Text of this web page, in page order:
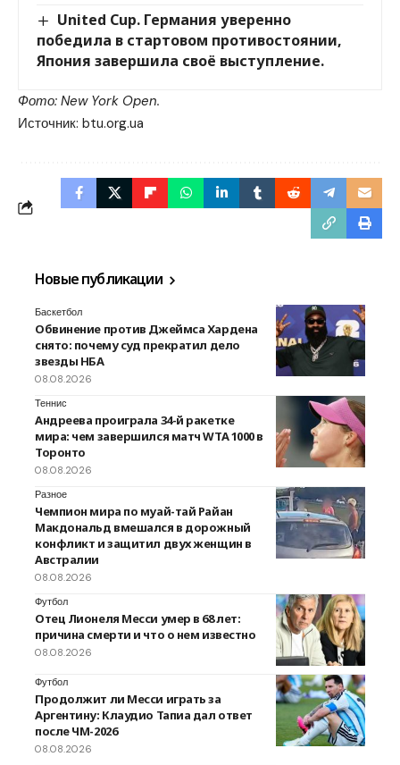
United Cup. Германия уверенно
победила в стартовом противостоянии,
Япония завершила своё выступление.
Фото: New York Open.
Источник: btu.org.ua
Новые публикации
Баскетбол
Обвинение против Джеймса Хардена
снято: почему суд прекратил дело
звезды НБА
08.08.2026
Теннис
Андреева проиграла 34-й ракетке
мира: чем завершился матч WTA 1000 в
Торонто
08.08.2026
Разное
Чемпион мира по муай-тай Райан
Макдональд вмешался в дорожный
конфликт и защитил двух женщин в
Австралии
08.08.2026
Футбол
Отец Лионеля Месси умер в 68 лет:
причина смерти и что о нем известно
08.08.2026
Футбол
Продолжит ли Месси играть за
Аргентину: Клаудио Тапиа дал ответ
после ЧМ-2026
08.08.2026